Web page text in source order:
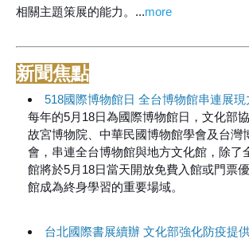
相關主題策展的能力。...more
新聞焦點
518國際博物館日 全台博物館串連展現
每年的5月18日為國際博物館日，文化部
故宮博物院、中華民國博物館學會及台灣
會，串連全台博物館與地方文化館，除了
館將於5月18日當天開放免費入館或門票
館成為終身學習的重要場域。
台北國際書展續辦 文化部強化防疫提